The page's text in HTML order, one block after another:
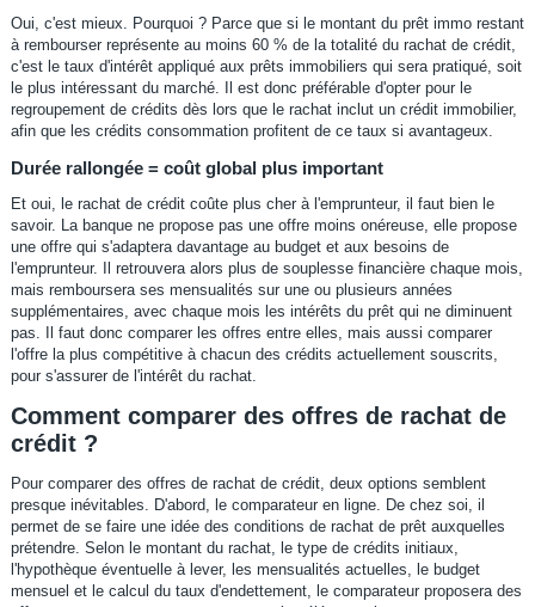
Oui, c'est mieux. Pourquoi ? Parce que si le montant du prêt immo restant
à rembourser représente au moins 60 % de la totalité du rachat de crédit,
c'est le taux d'intérêt appliqué aux prêts immobiliers qui sera pratiqué, soit
le plus intéressant du marché. Il est donc préférable d'opter pour le
regroupement de crédits dès lors que le rachat inclut un crédit immobilier,
afin que les crédits consommation profitent de ce taux si avantageux.
Durée rallongée = coût global plus important
Et oui, le rachat de crédit coûte plus cher à l'emprunteur, il faut bien le
savoir. La banque ne propose pas une offre moins onéreuse, elle propose
une offre qui s'adaptera davantage au budget et aux besoins de
l'emprunteur. Il retrouvera alors plus de souplesse financière chaque mois,
mais remboursera ses mensualités sur une ou plusieurs années
supplémentaires, avec chaque mois les intérêts du prêt qui ne diminuent
pas. Il faut donc comparer les offres entre elles, mais aussi comparer
l'offre la plus compétitive à chacun des crédits actuellement souscrits,
pour s'assurer de l'intérêt du rachat.
Comment comparer des offres de rachat de
crédit ?
Pour comparer des offres de rachat de crédit, deux options semblent
presque inévitables. D'abord, le comparateur en ligne. De chez soi, il
permet de se faire une idée des conditions de rachat de prêt auxquelles
prétendre. Selon le montant du rachat, le type de crédits initiaux,
l'hypothèque éventuelle à lever, les mensualités actuelles, le budget
mensuel et le calcul du taux d'endettement, le comparateur proposera des